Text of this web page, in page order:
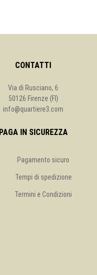
CONTATTI
Via di Rusciano, 6
50126 Firenze (FI)
info@quartiere3.com
PAGA IN SICUREZZA
Pagamento sicuro
Tempi di spedizione
Termini e Condizioni